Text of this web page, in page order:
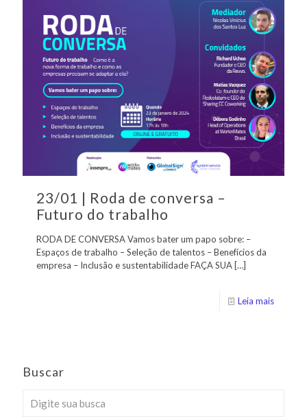
23/01 | Roda de conversa –
Futuro do trabalho
RODA DE CONVERSA Vamos bater um papo sobre: –
Espaços de trabalho – Seleção de talentos – Benefícios da
empresa – Inclusão e sustentabilidade FAÇA SUA […]
Leia mais
Buscar